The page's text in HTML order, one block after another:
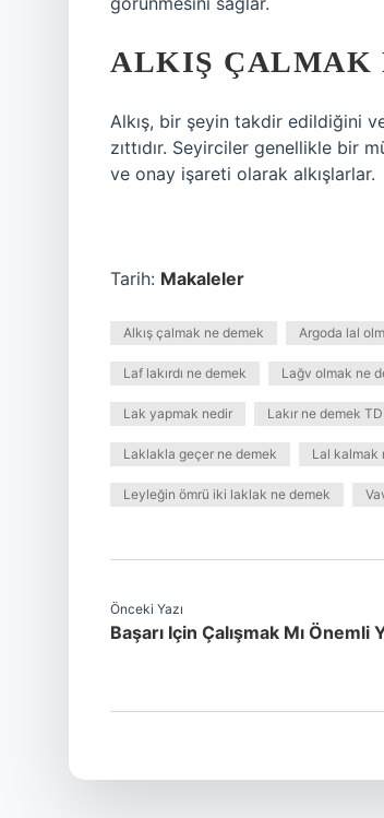
ALKIŞ ÇALMAK
Alkış, bir şeyin takdir edildiğini
zıttıdır. Seyirciler genellikle bir
ve onay işareti olarak alkışlarlar.
Tarih: Makaleler
Alkış çalmak ne demek Argoda lal
Laf lakırdı ne demek Lağv olmak ne
Lak yapmak nedir Lakır ne demek
Laklakla geçer ne demek Lal kalmak
Leyleğin ömrü iki laklak ne demek
Önceki Yazı
Başarı Için Çalışmak Mı Önemli